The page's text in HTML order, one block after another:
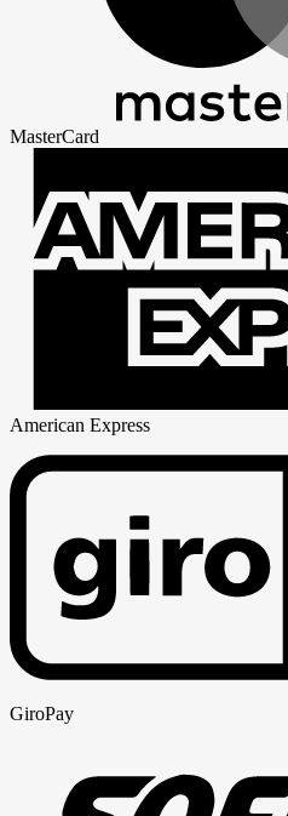
MasterCard
American Express
GiroPay